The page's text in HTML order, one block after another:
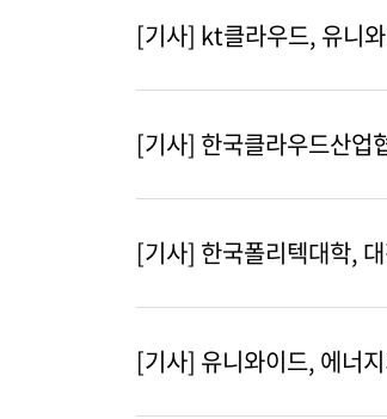
[기사] kt클라우드, 유니
[기사] 한국클라우드산업
[기사] 한국폴리텍대학,
[기사] 유니와이드, 에너